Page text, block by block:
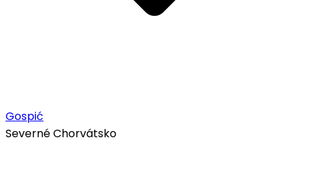
Gospić
Severné Chorvátsko